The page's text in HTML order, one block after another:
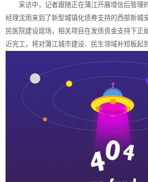
采访中，记者跟随正在蒲江开展增信后管理
经理沈雨来到了新型城镇化债券支持的西部新城
民医院建设现场，相关项目在发债资金支持下正
近完工，将对蒲江城市建设、民生领域补短板起